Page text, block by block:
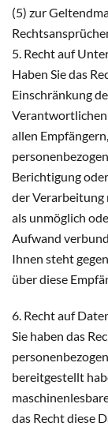
(5) zur
5. Recht auf
Haben Sie das
Einschränkung
allen
Berichtigung
der Verarbeitung
als unmöglich
Aufwand
Ihnen steht
über diese
6. Recht auf
Sie haben das
bereitgestellt
das Recht diese